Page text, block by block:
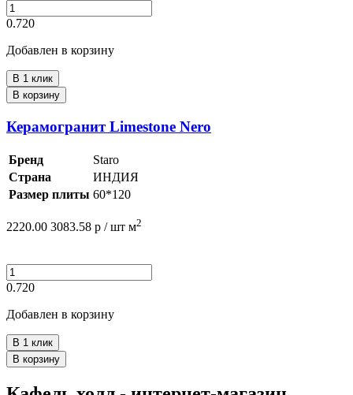
0.720
Добавлен в корзину
В 1 клик
В корзину
Керамогранит Limestone Nero
Бренд
Staro
Страна
ИНДИЯ
Размер плиты 60*120
2220.00 3083.58 р / шт м2
0.720
Добавлен в корзину
В 1 клик
В корзину